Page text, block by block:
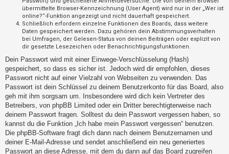
w
o
r
t
e
t
e
T
übermittelte Browser-Kennzeichnung (User Agent) wird nur in der „Wer ist
online?“-Funktion angezeigt und nicht dauerhaft gespeichert.
Schließlich erfordern einzelne Funktionen des Boards, dass weitere
Daten gespeichert werden. Dazu gehören dein Abstimmungsverhalten
bei Umfragen, der Gelesen-Status von deinen Beiträgen oder explizit von
dir gesetzte Lesezeichen oder Benachrichtigungsfunktionen.
Dein Passwort wird mit einer Einwege-Verschlüsselung (Hash)
gespeichert, so dass es sicher ist. Jedoch wird dir empfohlen, dieses
Passwort nicht auf einer Vielzahl von Webseiten zu verwenden. Das
Passwort ist dein Schlüssel zu deinem Benutzerkonto für das Board, also
geh mit ihm sorgsam um. Insbesondere wird dich kein Vertreter des
Betreibers, von phpBB Limited oder ein Dritter berechtigterweise nach
deinem Passwort fragen. Solltest du dein Passwort vergessen haben, so
kannst du die Funktion „Ich habe mein Passwort vergessen“ benutzen.
Die phpBB-Software fragt dich dann nach deinem Benutzernamen und
deiner E-Mail-Adresse und sendet anschließend ein neu generiertes
Passwort an diese Adresse, mit dem du dann auf das Board zugreifen